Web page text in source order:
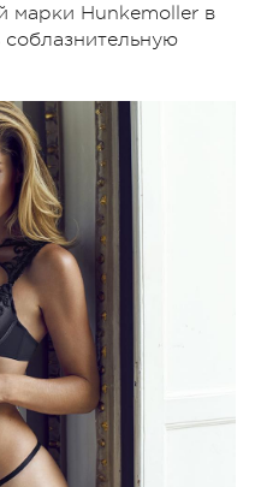
марки Hunkemoller в